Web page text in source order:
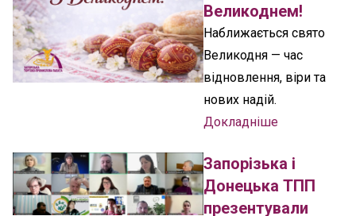
Великоднем!
Наближається свято
Великодня — час
відновлення, віри та
нових надій.
Докладніше
Запорізька і
Донецька ТПП
презентували